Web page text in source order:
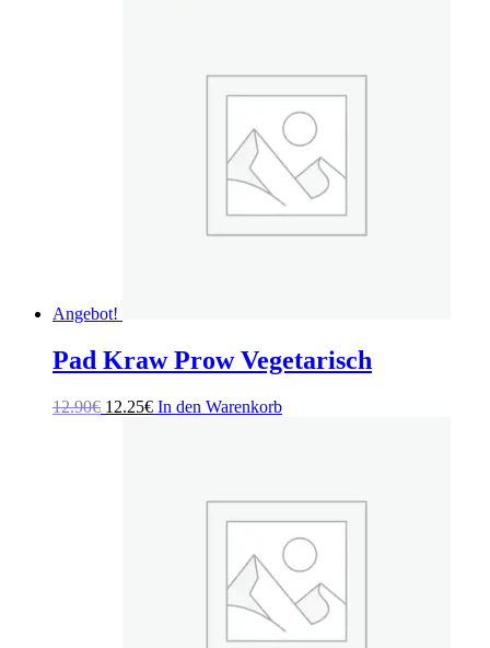
Angebot!
Pad Kraw Prow Vegetarisch
12.90€ Ursprünglicher
12.25€Aktueller
In den Warenkorb